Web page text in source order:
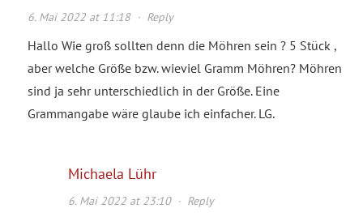
6. Mai 2022 at 11:18· Reply
Hallo Wie groß sollten denn die Möhren sein ? 5 Stück ,
aber welche Größe bzw. wieviel Gramm Möhren? Möhren
sind ja sehr unterschiedlich in der Größe. Eine
Grammangabe wäre glaube ich einfacher. LG.
Michaela Lühr
6. Mai 2022 at 23:10· Reply